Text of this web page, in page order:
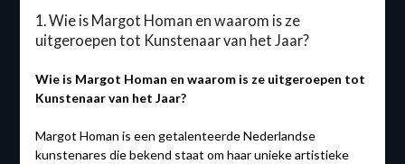
1. Wie is Margot Homan en waarom is ze
uitgeroepen tot Kunstenaar van het Jaar?
Wie is Margot Homan en waarom is ze uitgeroepen tot
Kunstenaar van het Jaar?
Margot Homan is een getalenteerde Nederlandse
kunstenares die bekend staat om haar unieke artistieke